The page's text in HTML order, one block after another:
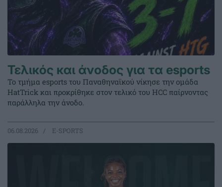
Τελικός και άνοδος για τα esports
Το τμήμα esports του Παναθηναϊκού νίκησε την ομάδα
HatTrick και προκρίθηκε στον τελικό του HCC παίρνοντας
παράλληλα την άνοδο.
06.08.2026 E-SPORTS